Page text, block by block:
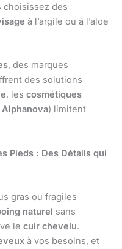
choisissez des
à l’argile ou à l’aloe
, des marques
des solutions
, les cosmétiques
Alphanova) limitent
Pieds : Des Détails qui
gras ou fragiles
naturel sans
le cuir chevelu.
à vos besoins, et